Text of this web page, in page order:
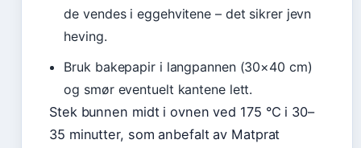
de vendes i eggehvitene – det sikrer jevn
heving.
Bruk bakepapir i langpannen (30×40 cm)
og smør eventuelt kantene lett.
Stek bunnen midt i ovnen ved 175 °C i 30–
35 minutter, som anbefalt av Matprat